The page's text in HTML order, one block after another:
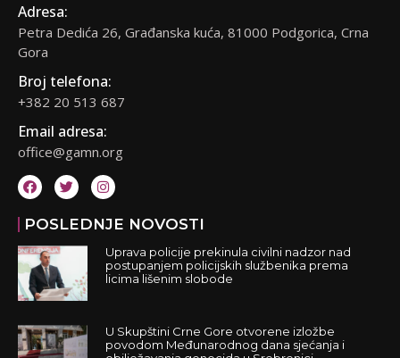
Adresa:
Petra Dedića 26, Građanska kuća, 81000 Podgorica, Crna
Gora
Broj telefona:
+382 20 513 687
Email adresa:
office@gamn.org
POSLEDNJE NOVOSTI
Uprava policije prekinula civilni nadzor nad
postupanjem policijskih službenika prema
licima lišenim slobode
U Skupštini Crne Gore otvorene izložbe
povodom Međunarodnog dana sjećanja i